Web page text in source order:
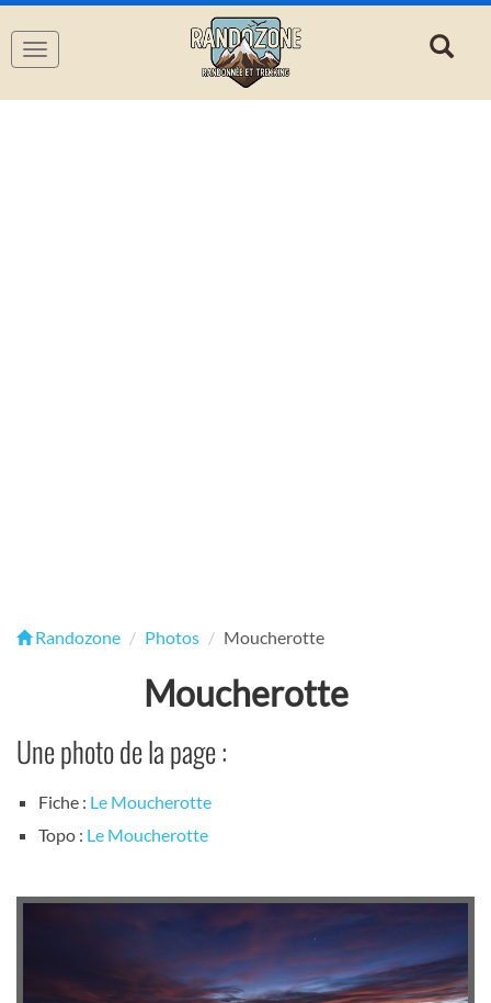
Navigation
Randozone Photos Moucherotte
Moucherotte
Une photo de la page :
Fiche : Le Moucherotte
Topo : Le Moucherotte